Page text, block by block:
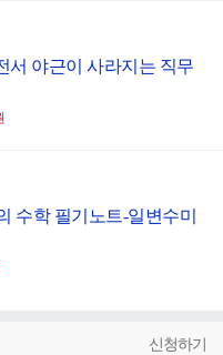
서 야근이 사라지는 직무
수학 필기노트-일변수미
신청하기